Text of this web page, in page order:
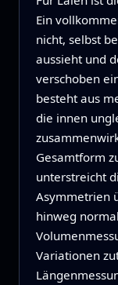
Ein
nicht, selbst
aussieht und
verschoben
besteht aus
die innen
Gesamtform
unterstreicht
Asymmetrien
hinweg
Variationen